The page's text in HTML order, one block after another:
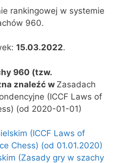
rankingowej w systemie
960.
15.03.2022.
960 (tzw.
znaleźć w Zasadach
(ICCF Laws of
(od 2020-01-01)
(ICCF Laws of
Chess) (od 01.01.2020)
(Zasady gry w szachy